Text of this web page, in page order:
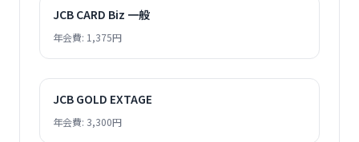
JCB CARD Biz 一般
年会費: 1,375円
JCB GOLD EXTAGE
年会費: 3,300円